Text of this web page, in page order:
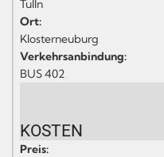
Tulln
Ort:
Klosterneuburg
Verkehrsanbindung:
BUS 402
KOSTEN
Preis: